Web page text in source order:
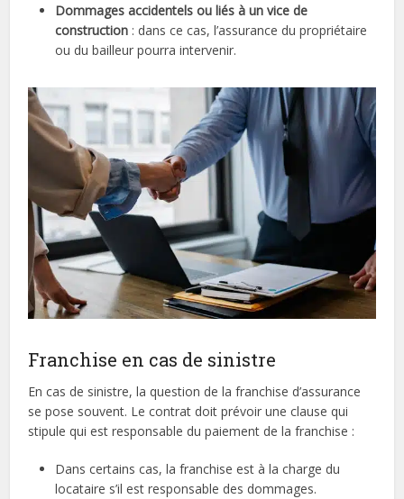
Dommages accidentels ou liés à un vice de
construction : dans ce cas, l’assurance du propriétaire
ou du bailleur pourra intervenir.
Franchise en cas de sinistre
En cas de sinistre, la question de la franchise d’assurance
se pose souvent. Le contrat doit prévoir une clause qui
stipule qui est responsable du paiement de la franchise :
Dans certains cas, la franchise est à la charge du
locataire s’il est responsable des dommages.